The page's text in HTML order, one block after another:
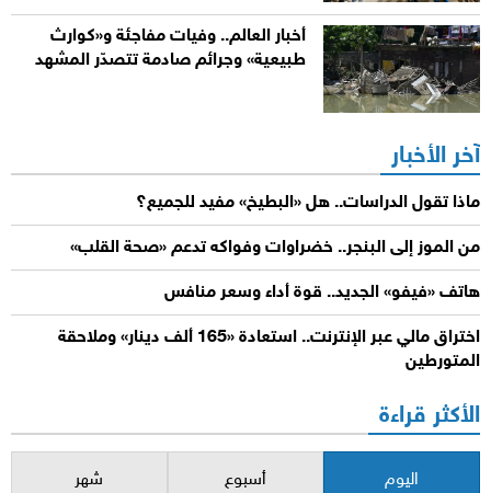
أخبار العالم.. وفيات مفاجئة و«كوارث
طبيعية» وجرائم صادمة تتصدّر المشهد
آخر الأخبار
ماذا تقول الدراسات.. هل «البطيخ» مفيد للجميع؟
من الموز إلى البنجر.. خضراوات وفواكه تدعم «صحة القلب»
هاتف «فيفو» الجديد.. قوة أداء وسعر منافس
اختراق مالي عبر الإنترنت.. استعادة «165 ألف دينار» وملاحقة
المتورطين
الأكثر قراءة
اليوم أسبوع شهر